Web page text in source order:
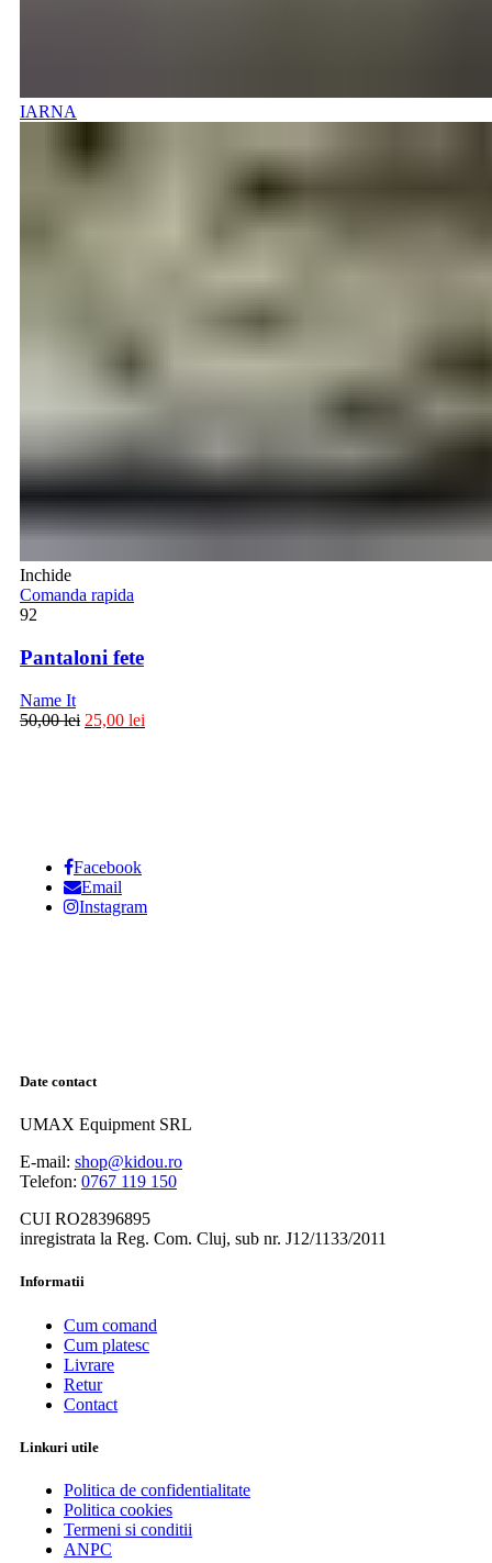
IARNA
Inchide
Comanda rapida
92
Pantaloni fete
Name It
50,00lei 25,00 lei
Facebook
Email
Instagram
Date contact
UMAX Equipment SRL
E-mail: shop@kidou.ro
Telefon: 0767 119 150
CUI RO28396895
inregistrata la Reg. Com. Cluj, sub nr. J12/1133/2011
Informatii
Cum comand
Cum platesc
Livrare
Retur
Contact
Linkuri utile
Politica de confidentialitate
Politica cookies
Termeni si conditii
ANPC